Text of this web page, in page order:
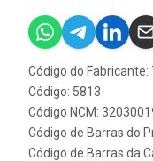
Código do Fabricante:
Código: 5813
Código NCM:
Código de Barras do
Código de Barras da